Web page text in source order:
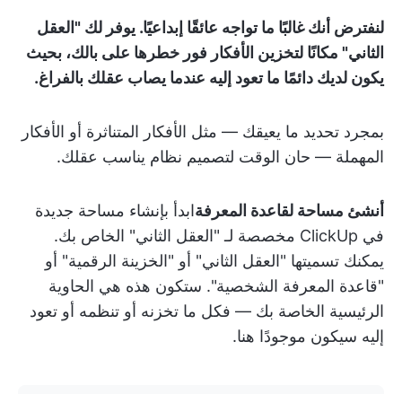
لنفترض أنك غالبًا ما تواجه عائقًا إبداعيًا. يوفر لك "العقل
الثاني" مكانًا لتخزين الأفكار فور خطرها على بالك، بحيث
يكون لديك دائمًا ما تعود إليه عندما يصاب عقلك بالفراغ.
بمجرد تحديد ما يعيقك — مثل الأفكار المتناثرة أو الأفكار
المهملة — حان الوقت لتصميم نظام يناسب عقلك.
أنشئ مساحة لقاعدة المعرفةابدأ بإنشاء مساحة جديدة
في ClickUp مخصصة لـ "العقل الثاني" الخاص بك.
يمكنك تسميتها "العقل الثاني" أو "الخزينة الرقمية" أو
"قاعدة المعرفة الشخصية". ستكون هذه هي الحاوية
الرئيسية الخاصة بك — فكل ما تخزنه أو تنظمه أو تعود
إليه سيكون موجودًا هنا.